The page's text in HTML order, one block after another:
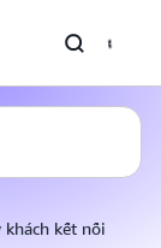
kết nối